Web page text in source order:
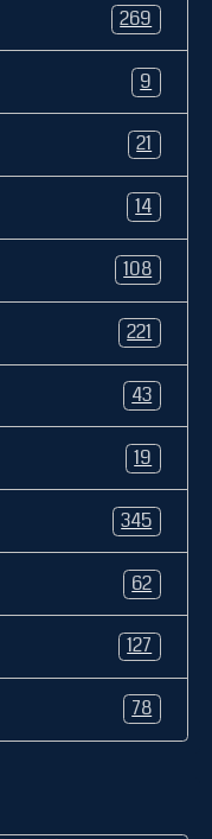
269
9
21
14
108
221
43
19
345
62
127
78